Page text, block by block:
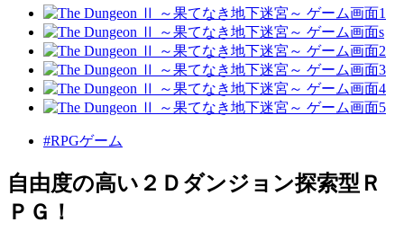
#RPGゲーム
自由度の高い２Ｄダンジョン探索型Ｒ
ＰＧ！